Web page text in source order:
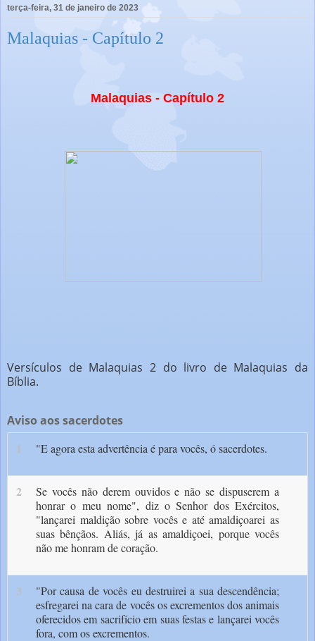
terça-feira, 31 de janeiro de 2023
Malaquias - Capítulo 2
Malaquias - Capítulo 2
Versículos de Malaquias 2 do livro de Malaquias da
Bíblia.
Aviso aos sacerdotes
1 "E agora esta advertência é para vocês, ó sacerdotes.
2
Se vocês não derem ouvi­dos e não se dispuserem a
honrar o meu nome", diz o Senhor dos Exércitos,
"lançarei maldição sobre vocês e até amaldiçoarei as
suas bênçãos. Aliás, já as amaldiçoei, porque vocês
não me honram de coração.
3
"Por causa de vocês eu destruirei a sua descendência;
esfregarei na cara de vocês os excrementos dos animais
oferecidos em sacrifício em suas festas e lançarei vocês
fora, com os excrementos.